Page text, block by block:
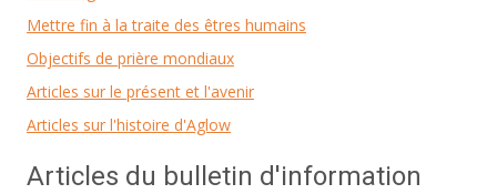
Mettre fin à la traite des êtres humains
Objectifs de prière mondiaux
Articles sur le présent et l'avenir
Articles sur l'histoire d'Aglow
Articles du bulletin d'information